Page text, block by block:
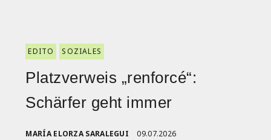
EDITO SOZIALES
Platzverweis „renforcé“:
Schärfer geht immer
MARÍA ELORZA SARALEGUI 09.07.2026